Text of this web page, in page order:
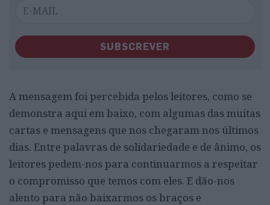
SUBSCREVER
A mensagem foi percebida pelos leitores, como se
demonstra aqui em baixo, com algumas das muitas
cartas e mensagens que nos chegaram nos últimos
dias. Entre palavras de solidariedade e de ânimo, os
leitores pedem-nos para continuarmos a respeitar
o compromisso que temos com eles. E dão-nos
alento para não baixarmos os braços e